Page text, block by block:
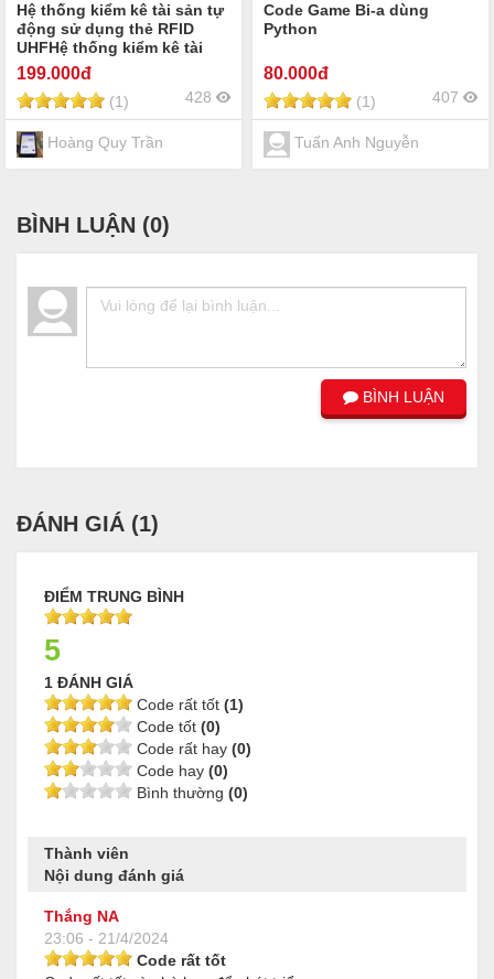
Hệ thống kiểm kê tài sản tự
động sử dụng thẻ RFID
UHFHệ thống kiểm kê tài
sản tự động sử dụng thẻ
RFID UHF
199.000đ
(1) 428
Hoàng Quy Trần
Code Game Bi-a dùng
Python
80.000đ
(1) 407
Tuấn Anh Nguyễn
BÌNH LUẬN (0)
BÌNH LUẬN
ĐÁNH GIÁ (1)
ĐIỂM TRUNG BÌNH
5
1 ĐÁNH GIÁ
Code rất tốt (1)
Code tốt (0)
Code rất hay (0)
Code hay (0)
Bình thường (0)
Thành viên
Nội dung đánh giá
Thắng NA
23:06 - 21/4/2024
Code rất tốt